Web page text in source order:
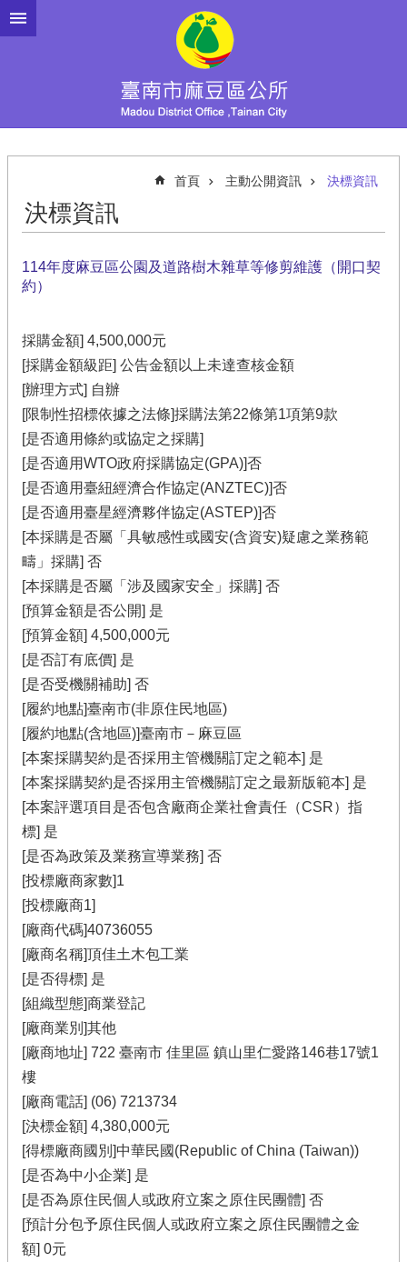
跳到主要內容區塊
首頁 主動公開資訊 決標資訊
決標資訊
114年度麻豆區公園及道路樹木雜草等修剪維護（開口契
約）
採購金額] 4,500,000元
[採購金額級距] 公告金額以上未達查核金額
[辦理方式] 自辦
[限制性招標依據之法條]採購法第22條第1項第9款
[是否適用條約或協定之採購]
[是否適用WTO政府採購協定(GPA)]否
[是否適用臺紐經濟合作協定(ANZTEC)]否
[是否適用臺星經濟夥伴協定(ASTEP)]否
[本採購是否屬「具敏感性或國安(含資安)疑慮之業務範
疇」採購] 否
[本採購是否屬「涉及國家安全」採購] 否
[預算金額是否公開] 是
[預算金額] 4,500,000元
[是否訂有底價] 是
[是否受機關補助] 否
[履約地點]臺南市(非原住民地區)
[履約地點(含地區)]臺南市－麻豆區
[本案採購契約是否採用主管機關訂定之範本] 是
[本案採購契約是否採用主管機關訂定之最新版範本] 是
[本案評選項目是否包含廠商企業社會責任（CSR）指
標] 是
[是否為政策及業務宣導業務] 否
[投標廠商家數]1
[投標廠商1]
[廠商代碼]40736055
[廠商名稱]頂佳土木包工業
[是否得標] 是
[組織型態]商業登記
[廠商業別]其他
[廠商地址] 722 臺南市 佳里區 鎮山里仁愛路146巷17號1
樓
[廠商電話] (06) 7213734
[決標金額] 4,380,000元
[得標廠商國別]中華民國(Republic of China (Taiwan))
[是否為中小企業] 是
[是否為原住民個人或政府立案之原住民團體] 否
[預計分包予原住民個人或政府立案之原住民團體之金
額] 0元